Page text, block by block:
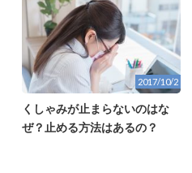
2017/10/2
くしゃみが止まらないのはな
ぜ？止める方法はあるの？